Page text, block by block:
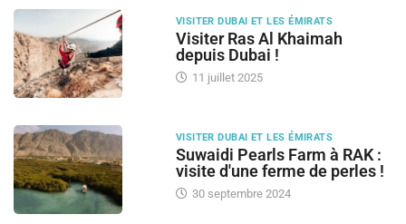
VISITER DUBAI ET LES ÉMIRATS
Visiter Ras Al Khaimah
depuis Dubai !
11 juillet 2025
VISITER DUBAI ET LES ÉMIRATS
Suwaidi Pearls Farm à RAK :
visite d'une ferme de perles !
30 septembre 2024